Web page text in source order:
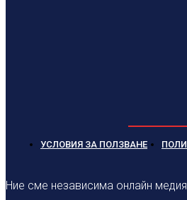
УСЛОВИЯ ЗА ПОЛЗВАНЕ
Ние сме независима онлайн